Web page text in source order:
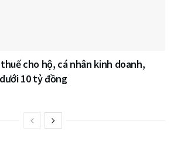
cho hộ, cá nhân kinh doanh,
10 tỷ đồng